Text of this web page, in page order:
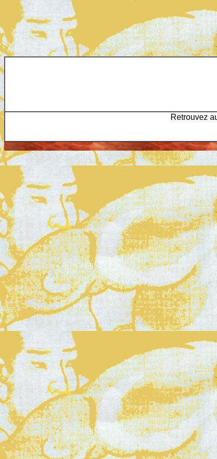
Retrouvez